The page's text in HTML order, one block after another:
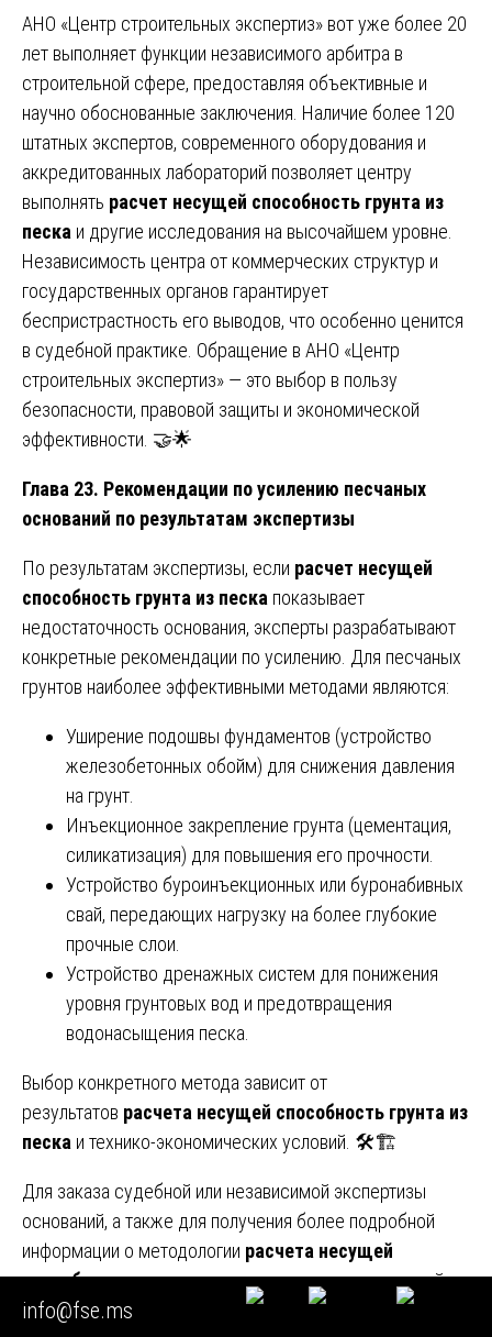
АНО «Центр строительных экспертиз» вот уже более 20
лет выполняет функции независимого арбитра в
строительной сфере, предоставляя объективные и
научно обоснованные заключения. Наличие более 120
штатных экспертов, современного оборудования и
аккредитованных лабораторий позволяет центру
выполнять расчет несущей способность грунта из
песка и другие исследования на высочайшем уровне.
Независимость центра от коммерческих структур и
государственных органов гарантирует
беспристрастность его выводов, что особенно ценится
в судебной практике. Обращение в АНО «Центр
строительных экспертиз» — это выбор в пользу
безопасности, правовой защиты и экономической
эффективности. 🤝🌟
Глава 23. Рекомендации по усилению песчаных
оснований по результатам экспертизы
По результатам экспертизы, если расчет несущей
способность грунта из песка показывает
недостаточность основания, эксперты разрабатывают
конкретные рекомендации по усилению. Для песчаных
грунтов наиболее эффективными методами являются:
Уширение подошвы фундаментов (устройство
железобетонных обойм) для снижения давления
на грунт.
Инъекционное закрепление грунта (цементация,
силикатизация) для повышения его прочности.
Устройство буроинъекционных или буронабивных
свай, передающих нагрузку на более глубокие
прочные слои.
Устройство дренажных систем для понижения
уровня грунтовых вод и предотвращения
водонасыщения песка.
Выбор конкретного метода зависит от
результатов расчета несущей способность грунта из
песка и технико-экономических условий. 🛠️🏗️
Для заказа судебной или независимой экспертизы
оснований, а также для получения более подробной
информации о методологии расчета несущей
способность грунта из пескаи других конструкций,
посетите наш официальный
info@fse.ms